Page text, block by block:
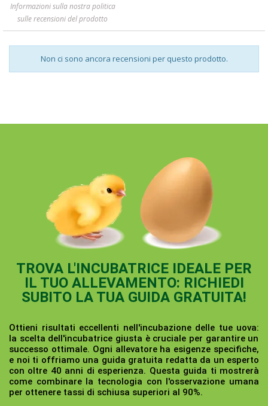
Informazioni sulla nostra politica
sulle recensioni del prodotto
Non ci sono ancora recensioni per questo prodotto.
TROVA L'INCUBATRICE IDEALE PER
IL TUO ALLEVAMENTO: RICHIEDI
SUBITO LA TUA GUIDA GRATUITA!
Ottieni risultati eccellenti nell'incubazione delle tue uova:
la scelta dell'incubatrice giusta è cruciale per garantire un
successo ottimale. Ogni allevatore ha esigenze specifiche,
e noi ti offriamo una guida gratuita redatta da un esperto
con oltre 40 anni di esperienza. Questa guida ti mostrerà
come combinare la tecnologia con l'osservazione umana
per ottenere tassi di schiusa superiori al 90%.